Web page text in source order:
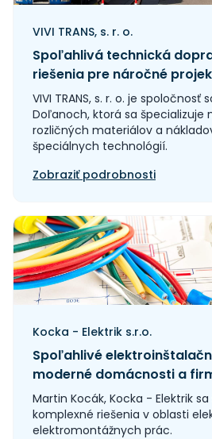
VIVI TRANS, s. r. o.
Spoľahlivá technická
riešenia pre náročné
VIVI TRANS, s. r. o. je spoločnosť
Doľanoch, ktorá sa špecializuje
rozličných materiálov a
špeciálnych technológií.
Zobraziť podrobnosti
Kocka - Elektrik s.r.o.
Spoľahlivé
moderné domácnosti a
Martin Kocák, Kocka - Elektrik
komplexné riešenia v oblasti
elektromontážnych prác.